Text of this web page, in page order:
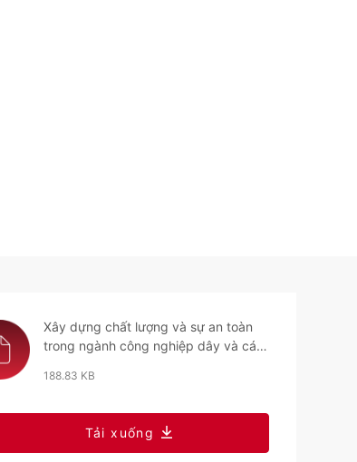
Xây dựng chất lượng và sự an toàn
trong ngành công nghiệp dây và cáp
188.83 KB
Tải xuống